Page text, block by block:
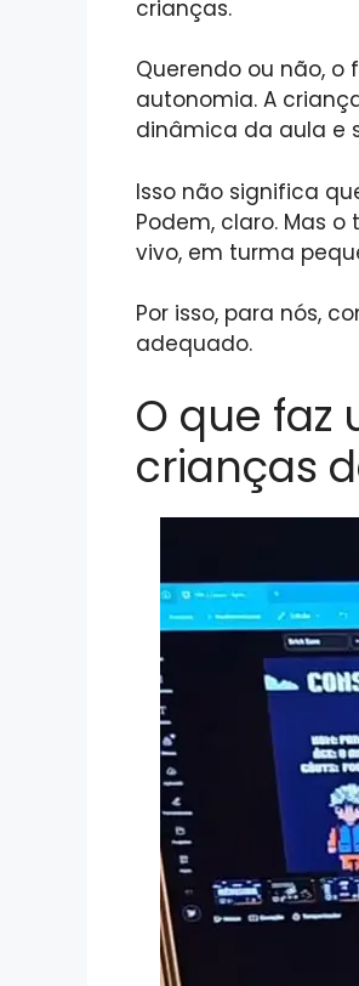
crianças.
Querendo ou não,
autonomia. A
dinâmica da aula e
Isso não significa
Podem, claro. Mas
vivo, em turma
Por isso, para nós,
adequado.
O que faz
crianças